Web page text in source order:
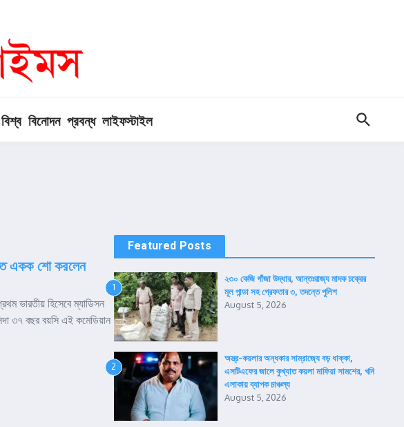
বিশ্ব বিনোদন প্রবন্ধ লাইফস্টাইল
একক শো করলেন
ভারতীয় হিসেবে ম্যাডিসন
৩৭ বছর বয়সি এই কমেডিয়ান
Featured Posts
1
২৩০ কেজি গাঁজা উদ্ধার, আন্তঃরাজ্য মাদক চক্রের
মূল পান্ডা সহ গ্রেফতার ৩, তদন্তে পুলিশ
August 5, 2026
2
অস্ত্র-কয়লার অন্ধকার সাম্রাজ্যে বড় ধাক্কা,
এসটিএফের জালে কুখ্যাত কয়লা মাফিয়া সামশের, খনি
এলাকায় ব্যাপক চাঞ্চল্য
August 5, 2026